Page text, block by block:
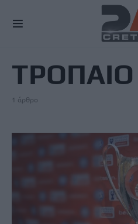
ΤΡΟΠΑΙΟ
1 άρθρο